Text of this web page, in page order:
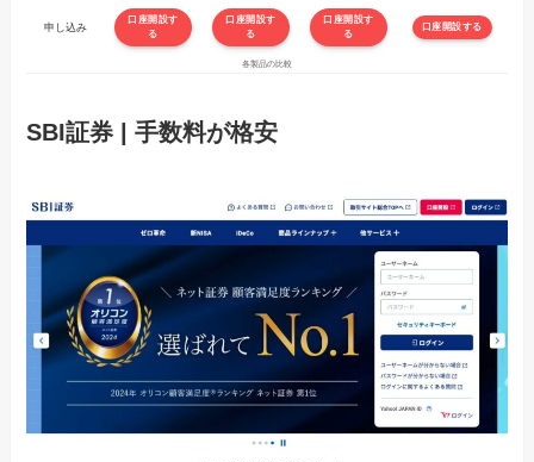
申し込み
口座開設す
る
口座開設す
る
口座開設す
る
口座開設する
各製品の比較
SBI証券 | 手数料が格安